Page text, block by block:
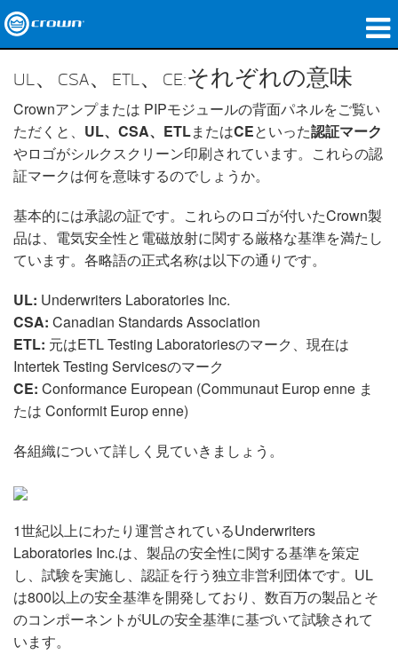
アプリケーション
ネットワークオーディオ
購入先
導入事例
私たちのストーリー
トレーニング
サポート
言語/地域
UL、CSA、ETL、CE:それぞれの意味
Crownアンプまたは PIPモジュールの背面パネルをご覧い
ただくと、 UL、CSA、ETLまたはCEといった認証マーク
やロゴがシルクスクリーン印刷されています。これらの認
証マークは何を意味するのでしょうか。
基本的には承認の証です。これらのロゴが付いたCrown製
品は、電気安全性と電磁放射に関する厳格な基準を満たし
ています。各略語の正式名称は以下の通りです。
UL: Underwriters Laboratories Inc.
CSA: Canadian Standards Association
ETL: 元はETL Testing Laboratoriesのマーク、現在は
Intertek Testing Servicesのマーク
CE: Conformance European (Communaut Europ enne ま
たは Conformit Europ enne)
各組織について詳しく見ていきましょう。
1世紀以上にわたり運営されているUnderwriters
Laboratories Inc.は、製品の安全性に関する基準を策定
し、試験を実施し、認証を行う独立非営利団体です。UL
は800以上の安全基準を開発しており、数百万の製品とそ
のコンポーネントがULの安全基準に基づいて試験されて
います。